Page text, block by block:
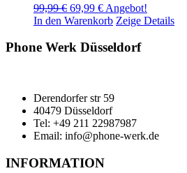
99,99€ Ursprünglicher
Preis
99,99 €
69,99 €Aktueller
Preis
69,99 €.
Angebot!
In den Warenkorb Zeige Details
Phone Werk Düsseldorf
Derendorfer str 59
40479 Düsseldorf
Tel: +49 211 22987987
Email: info@phone-werk.de
INFORMATION